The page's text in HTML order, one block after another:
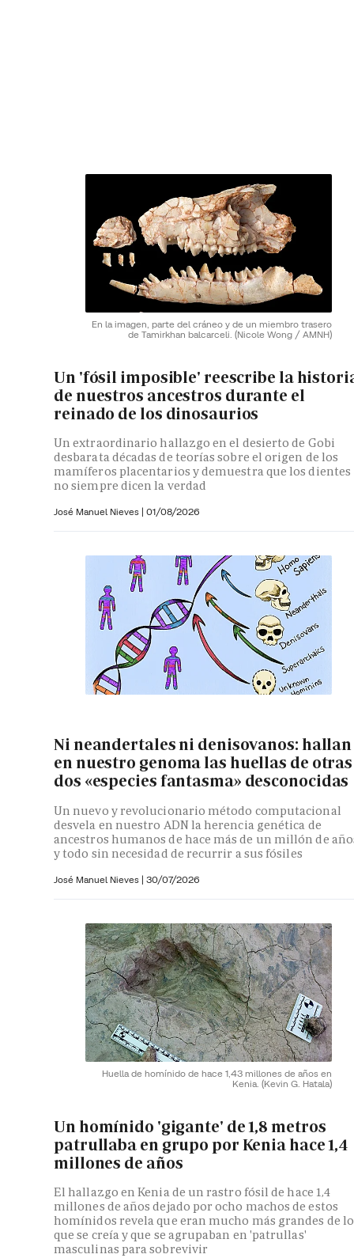
En la imagen, parte del cráneo y de un miembro trasero
de Tamirkhan balcarceli. (Nicole Wong / AMNH)
Un 'fósil imposible' reescribe la
de nuestros ancestros durante el
reinado de los dinosaurios
Un extraordinario hallazgo en el desierto de Gobi
desbarata décadas de teorías sobre el origen de los
mamíferos placentarios y demuestra que los dientes
no siempre dicen la verdad
José Manuel Nieves | 01/08/2026
Ni neandertales ni denisovanos: hallan
en nuestro genoma las huellas de otras
dos «especies fantasma» desconocidas
Un nuevo y revolucionario método computacional
desvela en nuestro ADN la herencia genética de
ancestros humanos de hace más de un millón de
y todo sin necesidad de recurrir a sus fósiles
José Manuel Nieves | 30/07/2026
Huella de homínido de hace 1,43 millones de años en
Kenia. (Kevin G. Hatala)
Un homínido 'gigante' de 1,8 metros
patrullaba en grupo por Kenia hace 1,4
millones de años
El hallazgo en Kenia de un rastro fósil de hace 1,4
millones de años dejado por ocho machos de estos
homínidos revela que eran mucho más grandes de lo
que se creía y que se agrupaban en 'patrullas'
masculinas para sobrevivir